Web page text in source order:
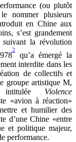
(ou plutôt
nommer plusieurs
en Chine aux
s’est grandement
suivant la révolution
2
qu’a émergé la
interdite dans les
de collectifs et
groupe artistique M,
intitulée Violence
«avion à réaction»
et humilier des
d’une Chine «entre
et politique majeur,
performance.